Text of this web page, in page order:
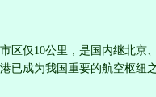
区仅10公里，是国内继北京
已成为我国重要的航空枢纽之